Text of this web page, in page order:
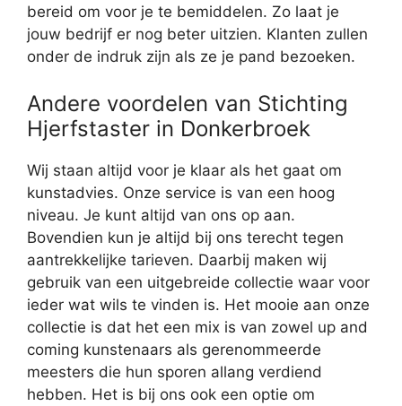
bereid om voor je te bemiddelen. Zo laat je
jouw bedrijf er nog beter uitzien. Klanten zullen
onder de indruk zijn als ze je pand bezoeken.
Andere voordelen van Stichting
Hjerfstaster in Donkerbroek
Wij staan altijd voor je klaar als het gaat om
kunstadvies. Onze service is van een hoog
niveau. Je kunt altijd van ons op aan.
Bovendien kun je altijd bij ons terecht tegen
aantrekkelijke tarieven. Daarbij maken wij
gebruik van een uitgebreide collectie waar voor
ieder wat wils te vinden is. Het mooie aan onze
collectie is dat het een mix is van zowel up and
coming kunstenaars als gerenommeerde
meesters die hun sporen allang verdiend
hebben. Het is bij ons ook een optie om